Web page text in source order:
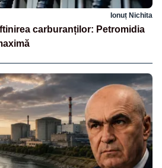
Ionuț Nichita
carburanților: Petromidia